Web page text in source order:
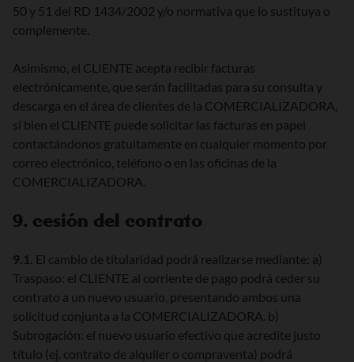
50 y 51 del RD 1434/2002 y/o normativa que lo sustituya o
complemente.
Asimismo, el CLIENTE acepta recibir facturas
electrónicamente, que serán facilitadas para su consulta y
descarga en el área de clientes de la COMERCIALIZADORA,
si bien el CLIENTE puede solicitar las facturas en papel
contactándonos gratuitamente en cualquier momento por
correo electrónico, teléfono o en las oficinas de la
COMERCIALIZADORA.
9. cesión del contrato
9.1. El cambio de titularidad podrá realizarse mediante: a)
Traspaso: el CLIENTE al corriente de pago podrá ceder su
contrato a un nuevo usuario, presentando ambos una
solicitud conjunta a la COMERCIALIZADORA. b)
Subrogación: el nuevo usuario efectivo que acredite justo
título (ej. contrato de alquiler o compraventa) podrá